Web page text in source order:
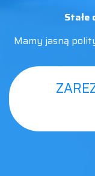
Stałe
Mamy jasną